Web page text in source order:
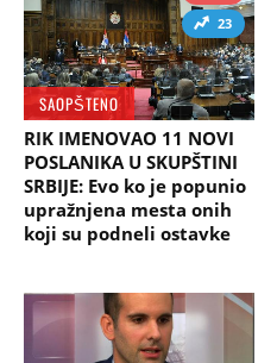
23
SAOPŠTENO
RIK IMENOVAO 11 NOVI
POSLANIKA U SKUPŠTINI
SRBIJE: Evo ko je popunio
upražnjena mesta onih
koji su podneli ostavke